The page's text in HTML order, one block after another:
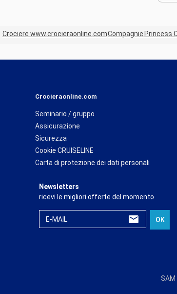
Crociere www.crocieraonline.comCompagnie Princess
Crocieraonline.com
Seminario / gruppo
Assicurazione
Sicurezza
Cookie CRUISELINE
Carta di protezione dei dati personali
Newsletters
ricevi le migliori offerte del momento
E-MAIL OK
SAM